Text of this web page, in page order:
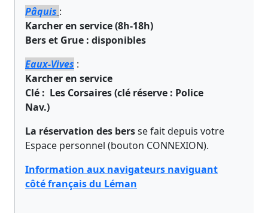
Pâquis :
Karcher en service (8h-18h)
Bers et Grue : disponibles
Eaux-Vives :
Karcher en service
Clé : Les Corsaires (clé réserve : Police
Nav.)
La réservation des bersse fait depuis votre
Espace personnel (bouton CONNEXION).
Information aux navigateurs naviguant
côté français du Léman